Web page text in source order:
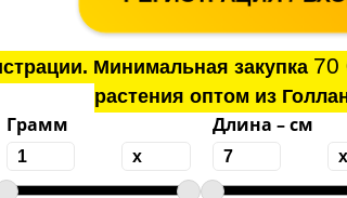
Минимальная закупка 70
растения оптом из
Грамм Длина – см